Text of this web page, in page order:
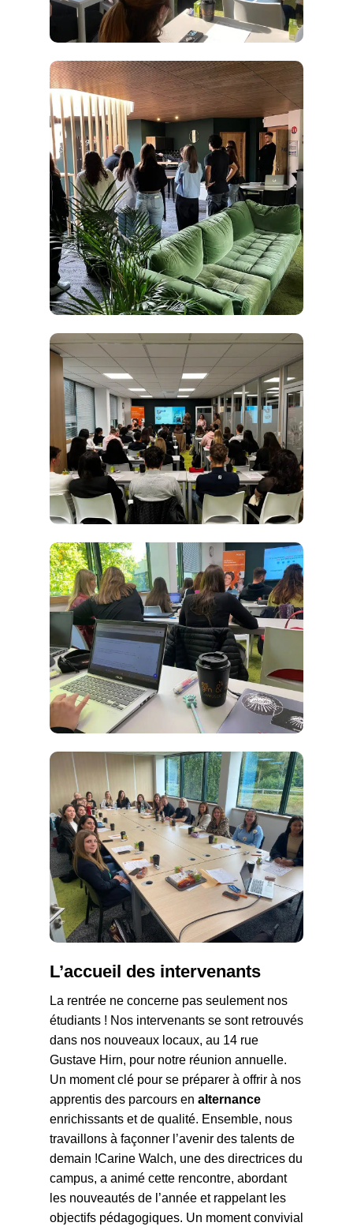
L’accueil des intervenants
La rentrée ne concerne pas seulement nos
étudiants ! Nos intervenants se sont retrouvés
dans nos nouveaux locaux, au 14 rue
Gustave Hirn, pour notre réunion annuelle.
Un moment clé pour se préparer à offrir à nos
apprentis des parcours en alternance
enrichissants et de qualité. Ensemble, nous
travaillons à façonner l’avenir des talents de
demain !Carine Walch, une des directrices du
campus, a animé cette rencontre, abordant
les nouveautés de l’année et rappelant les
objectifs pédagogiques. Un moment convivial